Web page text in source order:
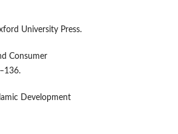
University Press.
Consumer
Development